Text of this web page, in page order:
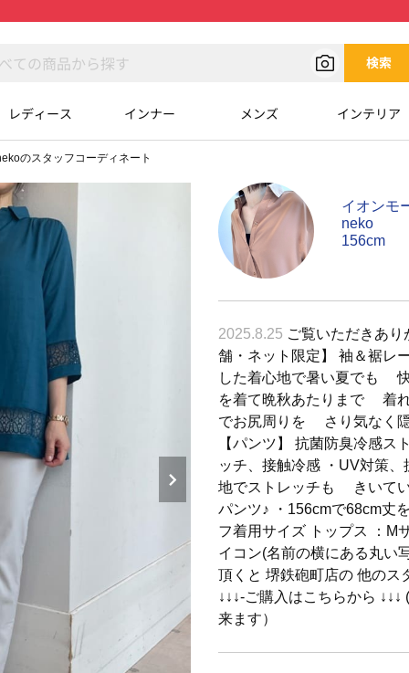
検索
レディース インナー メンズ インテリア
のスタッフコーディネート
イオンモ
neko
156cm
2025.8.25 ご覧いただきあ
舗・ネット限定】 袖＆裾レ
した着心地で暑い夏でも
を着て晩秋あたりまで 着
でお尻周りを さり気なく
【パンツ】 抗菌防臭冷感ス
ッチ、接触冷感 ・UV対策
地でストレッチも きいて
パンツ♪ ・156cmで68cm
フ着用サイズ トップス ：
イコン(名前の横にある丸い
頂くと 堺鉄砲町店の 他の
↓↓↓-ご購入はこちらから
来ます）